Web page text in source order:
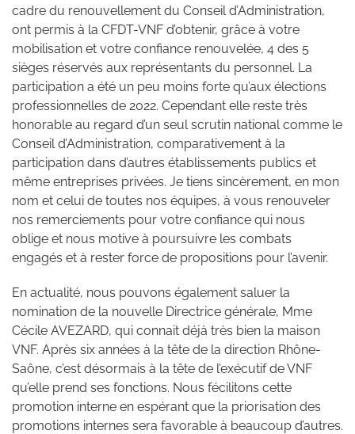
cadre du renouvellement du Conseil d’Administration,
ont permis à la CFDT-VNF d’obtenir, grâce à votre
mobilisation et votre confiance renouvelée, 4 des 5
sièges réservés aux représentants du personnel. La
participation a été un peu moins forte qu’aux élections
professionnelles de 2022. Cependant elle reste très
honorable au regard d’un seul scrutin national comme le
Conseil d’Administration, comparativement à la
participation dans d’autres établissements publics et
même entreprises privées. Je tiens sincèrement, en mon
nom et celui de toutes nos équipes, à vous renouveler
nos remerciements pour votre confiance qui nous
oblige et nous motive à poursuivre les combats
engagés et à rester force de propositions pour l’avenir.
En actualité, nous pouvons également saluer la
nomination de la nouvelle Directrice générale, Mme
Cécile AVEZARD, qui connait déjà très bien la maison
VNF. Après six années à la tête de la direction Rhône-
Saône, c’est désormais à la tête de l’exécutif de VNF
qu’elle prend ses fonctions. Nous fécilitons cette
promotion interne en espérant que la priorisation des
promotions internes sera favorable à beaucoup d’autres.